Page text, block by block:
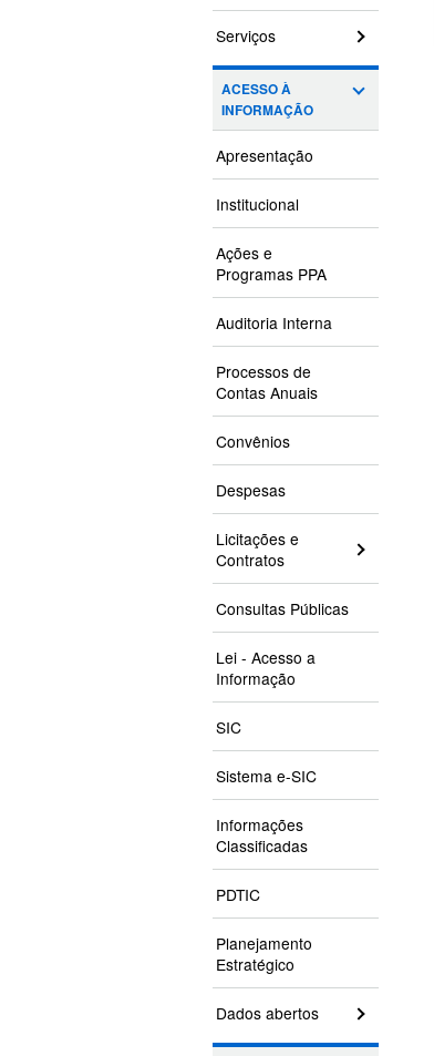
Serviços
ACESSO À
INFORMAÇÃO
Apresentação
Institucional
Ações e
Programas PPA
Auditoria Interna
Processos de
Contas Anuais
Convênios
Despesas
Licitações e
Contratos
Consultas Públicas
Lei - Acesso a
Informação
SIC
Sistema e-SIC
Informações
Classificadas
PDTIC
Planejamento
Estratégico
Dados abertos